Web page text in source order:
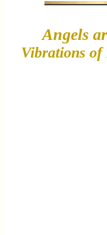
Angels
Vibrations